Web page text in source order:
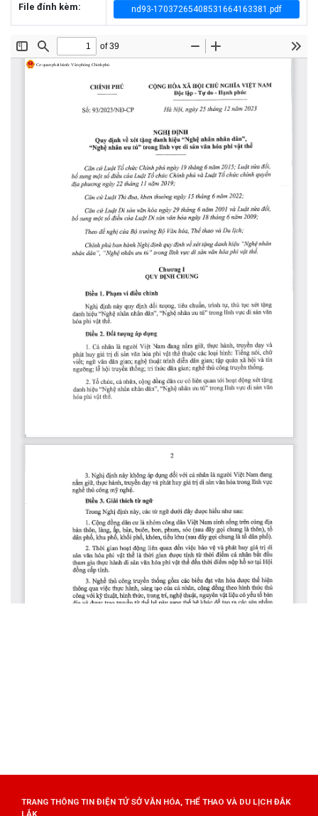
File đính kèm: nd93-17037265408531664163381.pdf
TRANG THÔNG TIN ĐIỆN TỬ SỞ VĂN HÓA, THỂ THAO VÀ DU LỊCH ĐẮK
LẮK